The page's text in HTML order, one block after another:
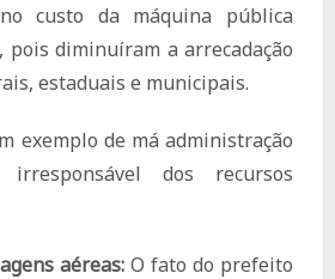
custo da máquina pública
diminuíram a arrecadação
estaduais e municipais.
exemplo de má administração
dos recursos
aéreas: O fato do prefeito